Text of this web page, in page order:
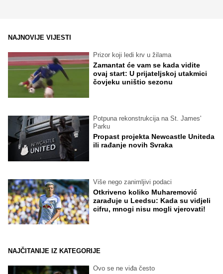
NAJNOVIJE VIJESTI
Prizor koji ledi krv u žilama
Zamantat će vam se kada vidite
ovaj start: U prijateljskoj utakmici
čovjeku uništio sezonu
Potpuna rekonstrukcija na St. James'
Parku
Propast projekta Newcastle Uniteda
ili rađanje novih Svraka
Više nego zanimljivi podaci
Otkriveno koliko Muharemović
zarađuje u Leedsu: Kada su vidjeli
cifru, mnogi nisu mogli vjerovati!
NAJČITANIJE IZ KATEGORIJE
Ovo se ne viđa često